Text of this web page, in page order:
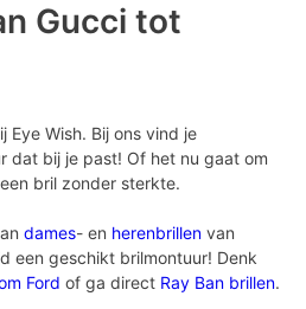
Gucci tot
Eye Wish. Bij ons vind je
dat bij je past! Of het nu gaat om
bril zonder sterkte.
dames- en herenbrillen van
een geschikt brilmontuur! Denk
Ford of ga direct Ray Ban brillen.